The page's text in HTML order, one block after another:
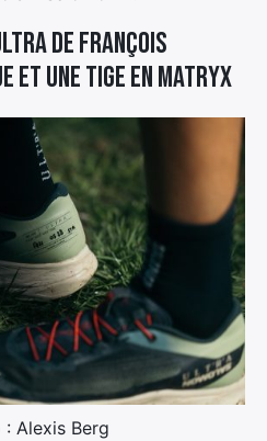
de François
et une tige en Matryx
: Alexis Berg